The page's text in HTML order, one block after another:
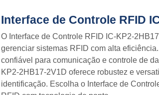
Interface de Controle RFID
O Interface de Controle RFID IC-KP2-
gerenciar sistemas RFID com alta
confiável para comunicação e controle de
KP2-2HB17-2V1D oferece robustez e
identificação. Escolha o Interface de